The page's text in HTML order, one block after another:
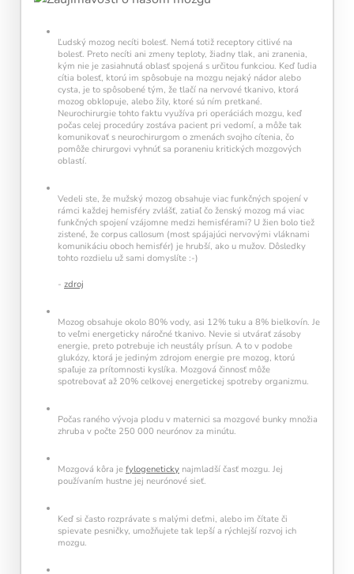
každý deň navyše pomáha vašej mysli zostať
aktivitu:
Modré políčko:Bez tréningu
Oranžové políčko: Farba ukazuje intenzitu
tréningu, ako svietivosť žiarovky.
1 cvičenie = 20 % intenzity
Ľudský mozog necíti bolesť. Nemá totiž receptory citlivé na
bolesť. Preto necíti ani zmeny teploty, žiadny tlak, ani zranenia,
kým nie je zasiahnutá oblasť spojená s určitou funkciou. Keď ľudia
cítia bolesť, ktorú im spôsobuje na mozgu nejaký nádor alebo
cysta, je to spôsobené tým, že tlačí na nervové tkanivo, ktorá
mozog obklopuje, alebo žily, ktoré sú ním pretkané.
Neurochirurgie tohto faktu využíva pri operáciách mozgu, keď
počas celej procedúry zostáva pacient pri vedomí, a môže tak
komunikovať s neurochirurgom o zmenách svojho cítenia, čo
pomôže chirurgovi vyhnúť sa poraneniu kritických mozgových
oblastí.
Vedeli ste, že mužský mozog obsahuje viac funkčných spojení v
rámci každej hemisféry zvlášť, zatiaľ čo ženský mozog má viac
funkčných spojení vzájomne medzi hemisférami? U žien bolo tiež
zistené, že corpus callosum (most spájajúci nervovými vláknami
komunikáciu oboch hemisfér) je hrubší, ako u mužov. Dôsledky
tohto rozdielu už sami domyslíte :-)
- zdroj
Mozog obsahuje okolo 80% vody, asi 12% tuku a 8% bielkovín. Je
to veľmi energeticky náročné tkanivo. Nevie si utvárať zásoby
energie, preto potrebuje ich neustály prísun. A to v podobe
glukózy, ktorá je jediným zdrojom energie pre mozog, ktorú
spaľuje za prítomnosti kyslíka. Mozgová činnosť môže
spotrebovať až 20% celkovej energetickej spotreby organizmu.
Počas raného vývoja plodu v maternici sa mozgové bunky množia
zhruba v počte 250 000 neurónov za minútu.
Mozgová kôra je fylogeneticky najmladší časť mozgu. Jej
používaním hustne jej neurónové sieť.
Keď si často rozprávate s malými deťmi, alebo im čítate či
spievate pesničky, umožňujete tak lepší a rýchlejší rozvoj ich
mozgu.